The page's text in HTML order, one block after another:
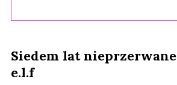
Siedem lat
e.l.f